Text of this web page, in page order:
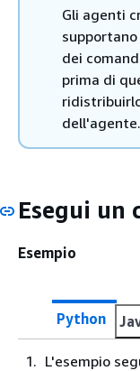
Gli agenti
dei
prima di
dell'agente.
Esegui un
Esempio
Python
L'esempio